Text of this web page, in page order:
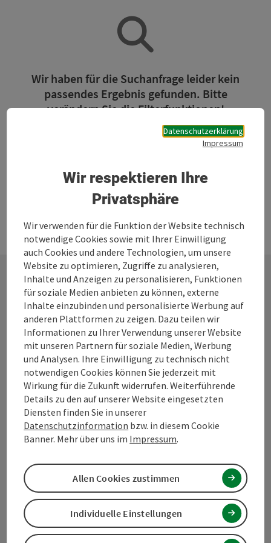
Wir haben für die Suchanfrage leider kein
passendes Ergebnis gefunden. Bitte
verändern Sie die Filterfunktionen!
Kontakt
Tourismusverband Mühlviertel
Hauptplatz 19
4190 Bad Leonfelden
+43 5 07263 - 100
info@muehlviertel.at
Datenschutzerklärung
Impressum
Wir respektieren Ihre
Privatsphäre
Wir verwenden für die Funktion der Website technisch
notwendige Cookies sowie mit Ihrer Einwilligung
auch Cookies und andere Technologien, um unsere
Website zu optimieren, Zugriffe zu analysieren,
Inhalte und Anzeigen zu personalisieren, Funktionen
für soziale Medien anbieten zu können, externe
Inhalte einzubinden und personalisierte Werbung auf
anderen Plattformen zu zeigen. Dazu teilen wir
Informationen zu Ihrer Verwendung unserer Website
mit unseren Partnern für soziale Medien, Werbung
und Analysen. Ihre Einwilligung zu technisch nicht
notwendigen Cookies können Sie jederzeit mit
Wirkung für die Zukunft widerrufen. Weiterführende
Details zu den auf unserer Website eingesetzten
Diensten finden Sie in unserer
Datenschutzinformation bzw. in diesem Cookie
Banner. Mehr über uns im Impressum.
Individuelle Einstellungen
Allen Cookies zustimmen